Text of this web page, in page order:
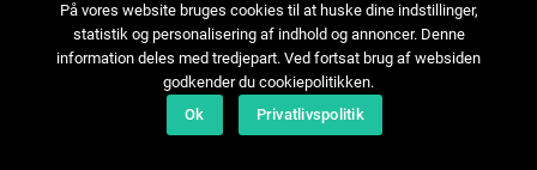
Contact
Sitemap
På vores website bruges cookies til at huske dine indstillinger,
statistik og personalisering af indhold og annoncer. Denne
information deles med tredjepart. Ved fortsat brug af websiden
godkender du cookiepolitikken.
Ok
Privatlivspolitik